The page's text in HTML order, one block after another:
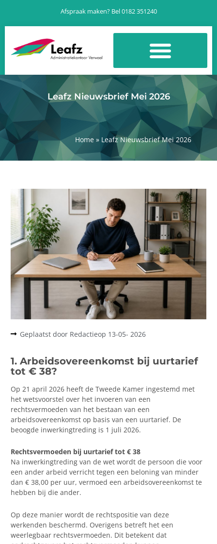
de
Afspraak maken? Bel 0182 351240
Leafz Nieuwsbrief Mei 2026
Home » Leafz Nieuwsbrief Mei 2026
Geplaatst door Redactieop 13-05- 2026
1. Arbeidsovereenkomst bij uurtarief
tot € 38?
Op 21 april 2026 heeft de Tweede Kamer ingestemd met
het wetsvoorstel over het invoeren van een
rechtsvermoeden van het bestaan van een
arbeidsovereenkomst op basis van een uurtarief. De
beoogde inwerkingtreding is 1 juli 2026.
Rechtsvermoeden bij uurtarief tot € 38
Na inwerkingtreding van de wet wordt de persoon die voor
een ander arbeid verricht tegen een beloning van minder
dan € 38,00 per uur, vermoed een arbeidsovereenkomst te
hebben bij die ander.
Op deze manier wordt de rechtspositie van deze
werkenden beschermd. Overigens betreft het een
weerlegbaar rechtsvermoeden. Dit betekent dat